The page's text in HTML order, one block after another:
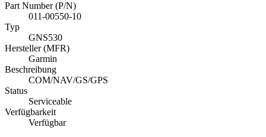
Part Number (P/N)
011-00550-10
Typ
GNS530
Hersteller (MFR)
Garmin
Beschreibung
COM/NAV/GS/GPS
Status
Serviceable
Verfügbarkeit
Verfügbar